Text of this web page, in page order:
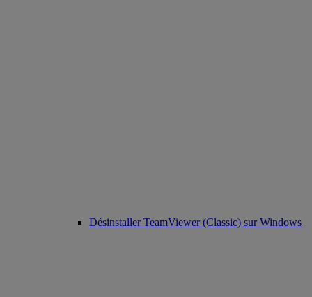
Désinstaller TeamViewer (Classic) sur Windows